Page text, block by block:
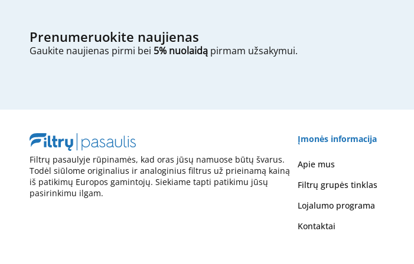
Prenumeruokite naujienas
Gaukite naujienas pirmi bei 5% nuolaidą pirmam užsakymui.
Filtrų pasaulyje rūpinamės, kad oras jūsų namuose būtų švarus.
Todėl siūlome originalius ir analoginius filtrus už prieinamą kainą
iš patikimų Europos gamintojų. Siekiame tapti patikimu jūsų
pasirinkimu ilgam.
Įmonės informacija
Apie mus
Filtrų grupės tinklas
Lojalumo programa
Kontaktai